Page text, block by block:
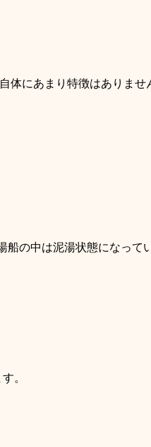
体にあまり特徴はありませ
の中は泥湯状態になっ
。